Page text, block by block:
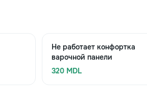
Не работает конфортка
варочной панели
320 MDL